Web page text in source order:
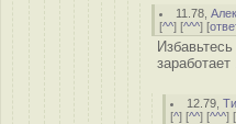
11.78 ,
[^^] [^^^] [
заработает
12.79 ,
[^] [^^] [^^^] [